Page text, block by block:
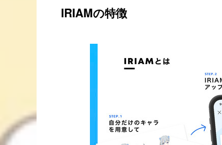
IRIAMの特徴